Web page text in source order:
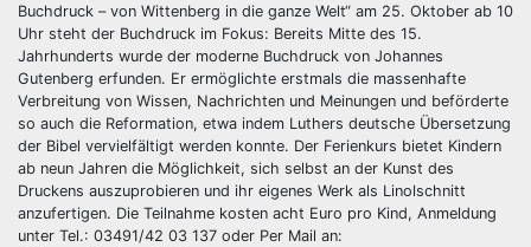
Buchdruck – von Wittenberg in die ganze Welt“ am 25. Oktober ab 10
Uhr steht der Buchdruck im Fokus: Bereits Mitte des 15.
Jahrhunderts wurde der moderne Buchdruck von Johannes
Gutenberg erfunden. Er ermöglichte erstmals die massenhafte
Verbreitung von Wissen, Nachrichten und Meinungen und beförderte
so auch die Reformation, etwa indem Luthers deutsche Übersetzung
der Bibel vervielfältigt werden konnte. Der Ferienkurs bietet Kindern
ab neun Jahren die Möglichkeit, sich selbst an der Kunst des
Druckens auszuprobieren und ihr eigenes Werk als Linolschnitt
anzufertigen. Die Teilnahme kosten acht Euro pro Kind, Anmeldung
unter Tel.: 03491/42 03 137 oder Per Mail an: